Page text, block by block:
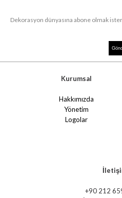
Dekorasyon dünyasına abone olmak
Kurumsal
Hakkımızda
Yönetim
Logolar
+90 212